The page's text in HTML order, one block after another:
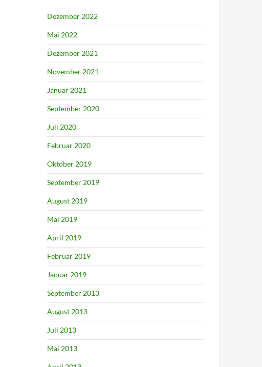
Dezember 2022
Mai 2022
Dezember 2021
November 2021
Januar 2021
September 2020
Juli 2020
Februar 2020
Oktober 2019
September 2019
August 2019
Mai 2019
April 2019
Februar 2019
Januar 2019
September 2013
August 2013
Juli 2013
Mai 2013